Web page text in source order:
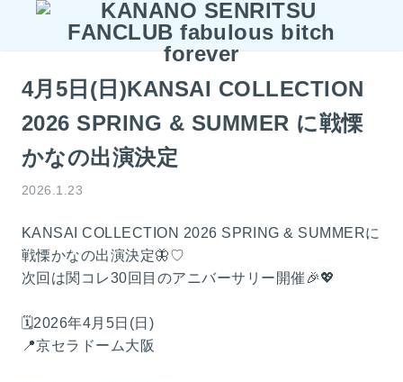
4月5日(日)KANSAI COLLECTION
2026 SPRING & SUMMER に戦慄
かなの出演決定
2026.1.23
KANSAI COLLECTION 2026 SPRING & SUMMERに
戦慄かなの出演決定🦋♡
次回は関コレ30回目のアニバーサリー開催🎉💖
🗓️2026年4月5日(日)
📍京セラドーム大阪